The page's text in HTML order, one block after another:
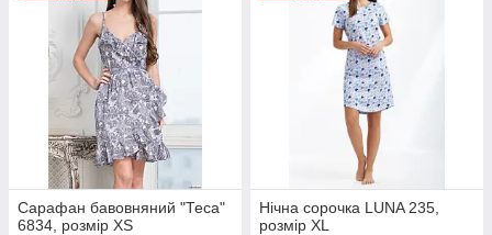
Сарафан бавовняний "Теса"
6834, розмір XS
Нічна сорочка LUNA 235,
розмір XL